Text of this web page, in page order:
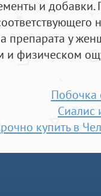
и
препарата у
и физическом
Побочка
Сиалис
купить в